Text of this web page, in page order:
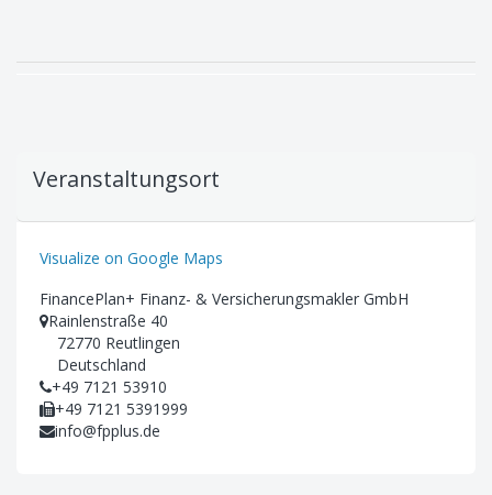
Veranstaltungsort
Visualize on Google Maps
FinancePlan+ Finanz- & Versicherungsmakler GmbH
Rainlenstraße 40
72770 Reutlingen
Deutschland
+49 7121 53910
+49 7121 5391999
info@fpplus.de